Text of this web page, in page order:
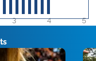
3 4 5